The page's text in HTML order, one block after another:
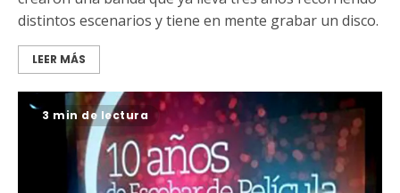
distintos escenarios y tiene en mente grabar un disco.
LEER MÁS
3 min de lectura